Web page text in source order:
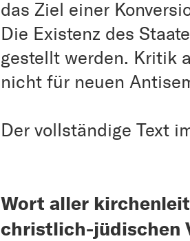
das Ziel einer
Die Existenz des
gestellt werden. Kritik
nicht für neuen
Der vollständige Text
Wort aller
christlich-jüdischen